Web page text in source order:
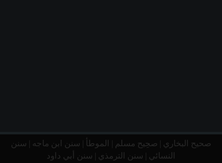
صحيح البخاري| صحِيح مسلم الموطأ سنن ابن ماجه|
سنن
النسائي| سنن الترمذي| سنن أبي داود